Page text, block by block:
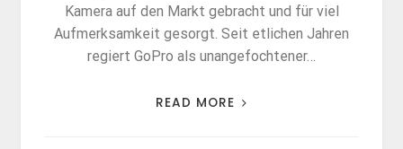
Kamera auf den Markt gebracht und für viel
Aufmerksamkeit gesorgt. Seit etlichen Jahren
regiert GoPro als unangefochtener…
READ MORE